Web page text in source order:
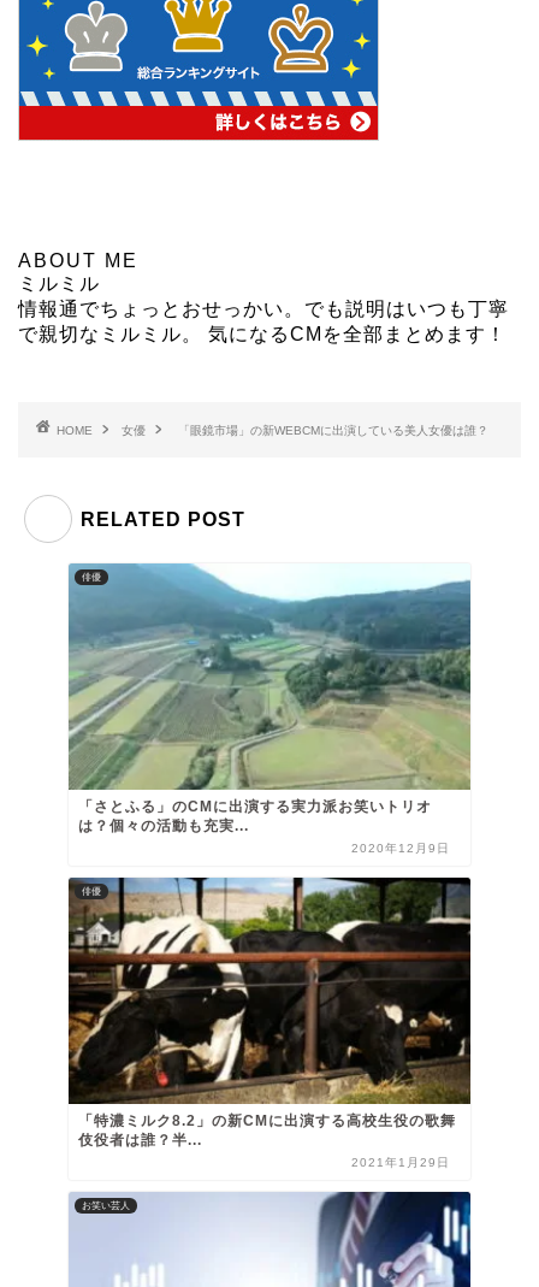
ABOUT ME
ミルミル
情報通でちょっとおせっかい。でも説明はいつも丁寧
で親切なミルミル。 気になるCMを全部まとめます！
HOME 女優 「眼鏡市場」の新WEBCMに出演している美人女優は誰？
RELATED POST
俳優
「さとふる」のCMに出演する実力派お笑いトリオ
は？個々の活動も充実...
2020年12月9日
俳優
「特濃ミルク8.2」の新CMに出演する高校生役の歌舞
伎役者は誰？半...
2021年1月29日
お笑い芸人